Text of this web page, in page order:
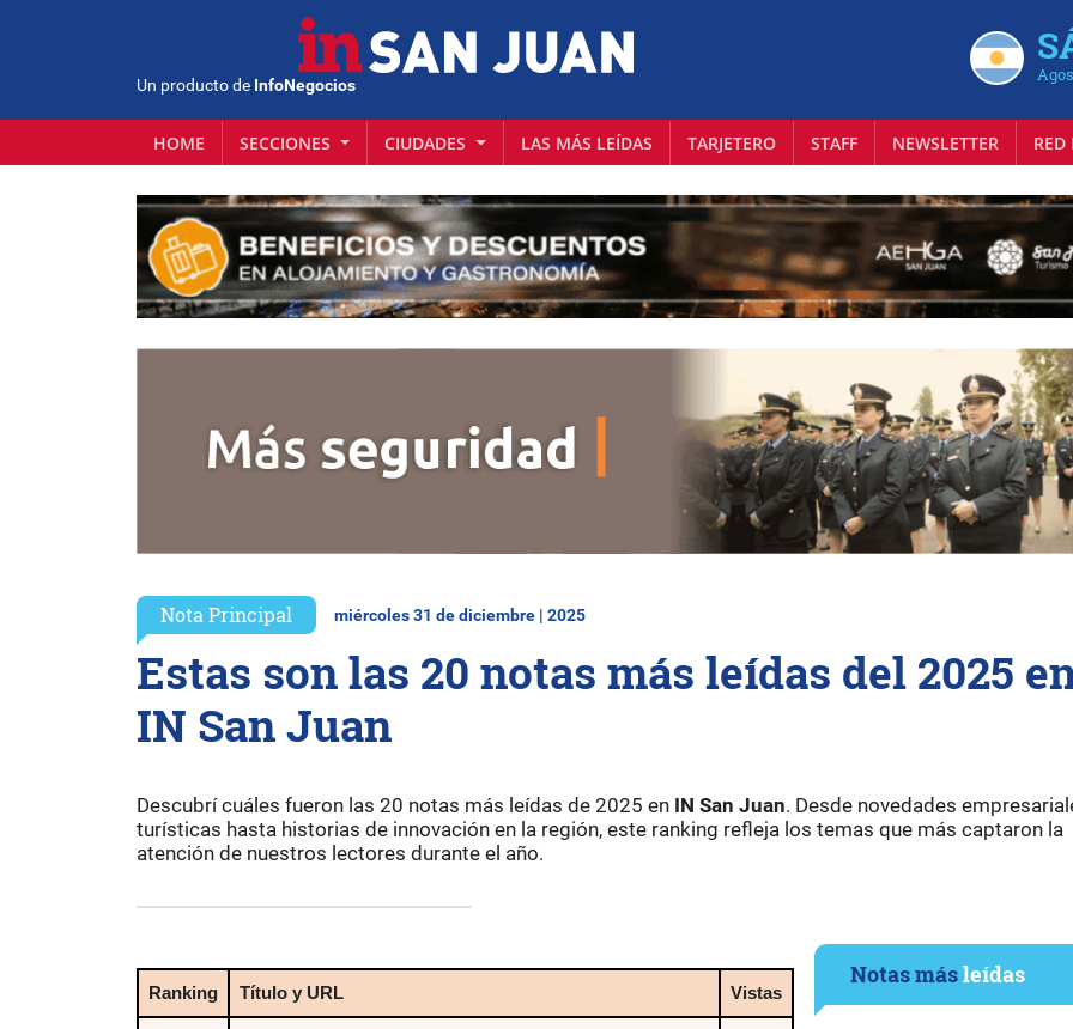
Un producto de InfoNegocios
HOME SECCIONES CIUDADES LAS MÁS LEÍDAS TARJETERO STAFF NEWSLETTER
Nota Principal miércoles 31 de diciembre | 2025
Estas son las 20 notas más leídas del 2025
IN San Juan
Descubrí cuáles fueron las 20 notas más leídas de 2025 en IN San Juan. Desde novedades
turísticas hasta historias de innovación en la región, este ranking refleja los temas que más captaron la
atención de nuestros lectores durante el año.
Ranking Título y URL Vistas
Notas másleídas